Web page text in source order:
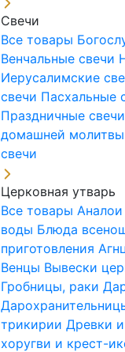
Свечи
Все товары
Венчальные свечи
Иерусалимские
свечи Пасхальные
Праздничные свечи
домашней молитвы
свечи
Церковная утварь
Все товары Аналои
воды Блюда
приготовления
Венцы Вывески
Гробницы, раки
трикирии Древки и
хоругви и крест-